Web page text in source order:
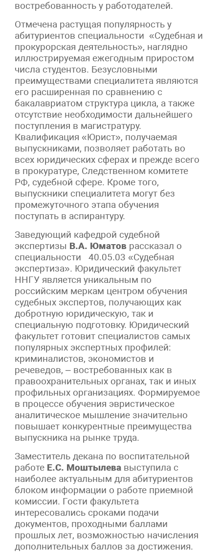
востребованность у работодателей.
Отмечена растущая популярность у
абитуриентов специальности «Судебная и
прокурорская деятельность», наглядно
иллюстрируемая ежегодным приростом
числа студентов. Безусловными
преимуществами специалитета являются
его расширенная по сравнению с
бакалавриатом структура цикла, а также
отсутствие необходимости дальнейшего
поступления в магистратуру.
Квалификация «Юрист», получаемая
выпускниками, позволяет работать во
всех юридических сферах и прежде всего
в прокуратуре, Следственном комитете
РФ, судебной сфере. Кроме того,
выпускники специалитета могут без
промежуточного этапа обучения
поступать в аспирантуру.
Заведующий кафедрой судебной
экспертизы В.А. Юматов рассказал о
специальности 40.05.03 «Судебная
экспертиза». Юридический факультет
ННГУ является уникальным по
российским меркам центром обучения
судебных экспертов, получающих как
добротную юридическую, так и
специальную подготовку. Юридический
факультет готовит специалистов самых
популярных экспертных профилей:
криминалистов, экономистов и
речеведов, – востребованных как в
правоохранительных органах, так и иных
профильных организациях. Формируемое
в процессе обучения эвристическое
аналитическое мышление значительно
повышает конкурентные преимущества
выпускника на рынке труда.
Заместитель декана по воспитательной
работе Е.С. Моштылева выступила с
наиболее актуальным для абитуриентов
блоком информации о работе приемной
комиссии. Гости факультета
интересовались сроками подачи
документов, проходными баллами
прошлых лет, возможностью начисления
дополнительных баллов за достижения.